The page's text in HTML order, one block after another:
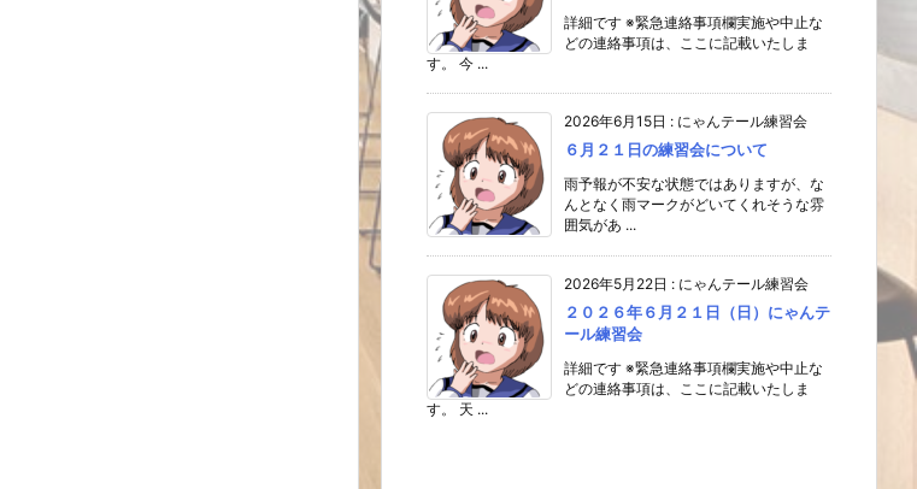
詳細です ※緊急連絡事項欄実施や中止な
どの連絡事項は、ここに記載いたしま
す。 今 ...
2026年6月15日 : にゃんテール練習会
６月２１日の練習会について
雨予報が不安な状態ではありますが、な
んとなく雨マークがどいてくれそうな雰
囲気があ ...
2026年5月22日 : にゃんテール練習会
２０２６年６月２１日（日）にゃんテ
ール練習会
詳細です ※緊急連絡事項欄実施や中止な
どの連絡事項は、ここに記載いたしま
す。 天 ...